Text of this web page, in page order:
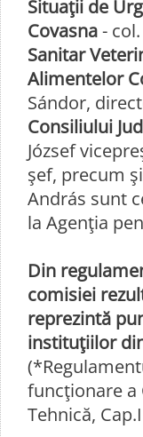
Situaţii de
Covasna-
Sanitar
Alimentelor
Sándor,
Consiliului
József
şef, precum
András sunt
la Agenţia
Din
comisiei
reprezintă
instituţiilor
funcţionare a
Tehnică,